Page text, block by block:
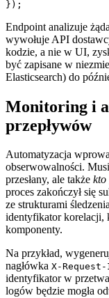
Endpoint analizuje
wywołuje API
kodzie, a nie w UI,
być zapisane w
Elasticsearch) do
Monitoring i
przepływów
Automatyzacja
obserwowalności.
przesłany, ale także kto
proces zakończył się
ze strukturami
identyfikator korelacji,
komponenty.
Na przykład,
nagłówka X-Request-
identyfikator w
logów będzie mogła